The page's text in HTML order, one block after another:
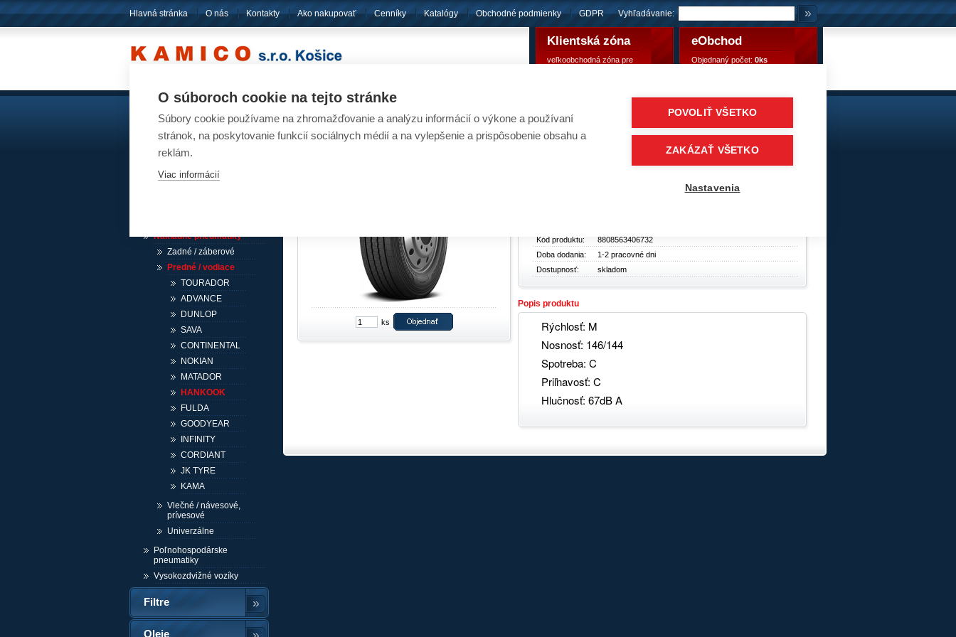
Hlavná stránka O nás Kontakty Ako nakupovať Cenníky Katalógy Obchodné podmienky GDPR Vyhľadávanie:
eObchod
Objednaný počet: 0ks
Klientská zóna
veľkoobchodná zóna pre
Akumulátory
Pneumatiky
Návesové pneumatiky /
Nákladné pneumatiky
Zadné / záberové
Predné / vodiace
TOURADOR
ADVANCE
DUNLOP
SAVA
CONTINENTAL
NOKIAN
MATADOR
HANKOOK
FULDA
GOODYEAR
INFINITY
CORDIANT
JK TYRE
KAMA
Vlečné / návesové,
prívesové
Univerzálne
Poľnohospodárske
pneumatiky
Vysokozdvižné vozíky
Filtre
Oleje
Pneumatiky - Pneumatika HANKOOK 285/70R19,5 AH35
Nákladné pneumatiky Predné / vodiace
ks
Kód produktu:
8808563406732
Doba dodania:
1-2 pracovné dni
Dostupnosť:
skladom
Popis produktu
Rýchlosť: M
Nosnosť: 146/144
Spotreba: C
Priľnavosť: C
Hlučnosť: 67dB A
O súboroch cookie na tejto stránke
Súbory cookie používame na zhromažďovanie a analýzu informácií o výkone a používaní
stránok, na poskytovanie funkcií sociálnych médií a na vylepšenie a prispôsobenie obsahu a
reklám.
Viac informácií
POVOLIŤ VŠETKO
ZAKÁZAŤ VŠETKO
Nastavenia